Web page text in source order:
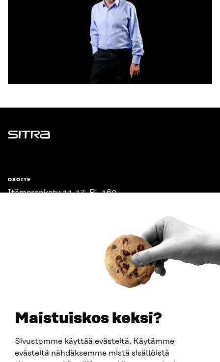
Maistuiskos keksi?
Sivustomme käyttää evästeitä. Käytämme
evästeitä nähdäksemme mistä sisällöistä
Sitra
OSOITE
Itämerenkatu 11-13, PL 160,
SITRA SOSIAALISESSA MEDIASSA